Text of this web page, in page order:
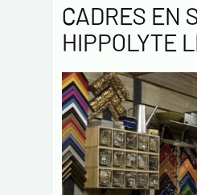
CADRES EN
HIPPOLYTE